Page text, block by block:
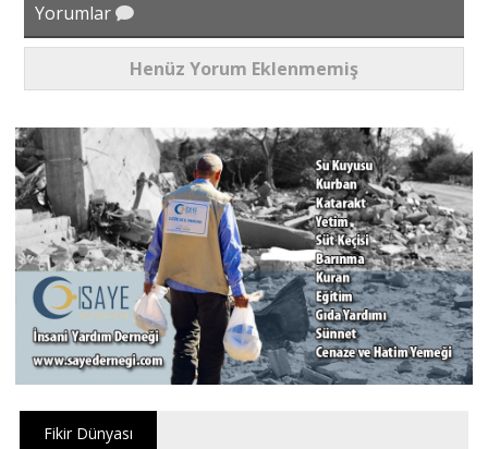
Yorumlar
Henüz Yorum Eklenmemiş
Fikir Dünyası